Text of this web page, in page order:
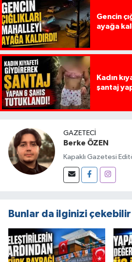
Gencin
ayağa
Kadın
şantaj
GAZETECI
Berke ÖZEN
Kapaklı Gazetesi
Bunlar da ilginizi çekebilir